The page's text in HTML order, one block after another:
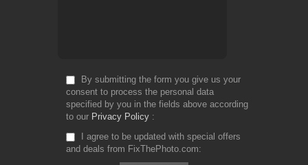
By submitting the form you give us your
consent to process the personal data
specified by you in the fields above according
to our Privacy Policy
I agree to be updated with special offers
and deals from FixThePhoto.com